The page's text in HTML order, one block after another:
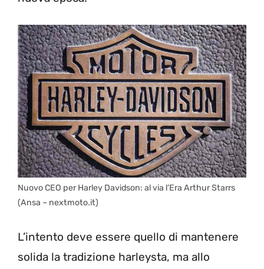
Nuovo CEO per Harley Davidson: al via l’Era Arthur Starrs
(Ansa – nextmoto.it)
L’intento deve essere quello di mantenere
solida la tradizione harleysta, ma allo